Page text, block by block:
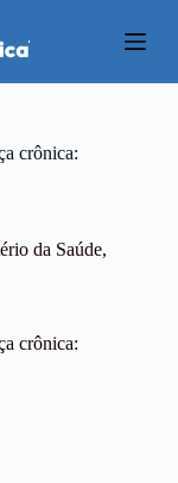
crônica:
da Saúde,
crônica: